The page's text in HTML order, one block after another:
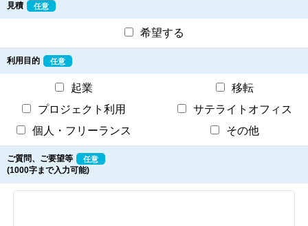
見積 任意
希望する
利用目的 任意
起業
移転
プロジェクト利用
サテライトオフィス
個人・フリーランス
その他
ご質問、ご要望等 任意
(1000字まで入力可能)